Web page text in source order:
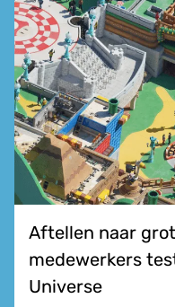
Aftellen naar
medewerkers
Universe